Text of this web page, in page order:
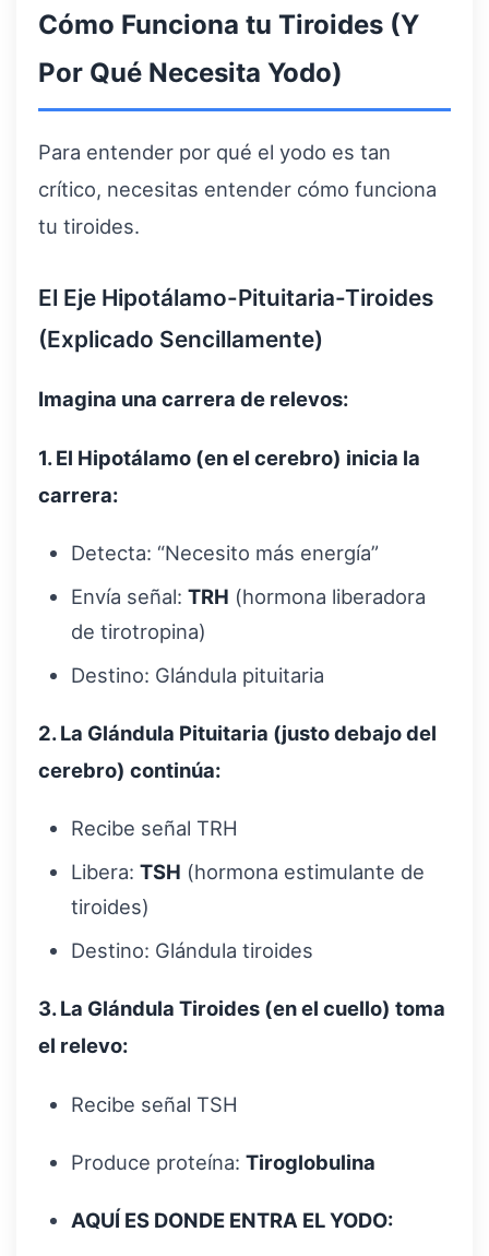
Cómo Funciona tu Tiroides (Y
Por Qué Necesita Yodo)
Para entender por qué el yodo es tan
crítico, necesitas entender cómo funciona
tu tiroides.
El Eje Hipotálamo-Pituitaria-Tiroides
(Explicado Sencillamente)
Imagina una carrera de relevos:
1. El Hipotálamo (en el cerebro) inicia la
carrera:
Detecta: “Necesito más energía”
Envía señal: TRH (hormona liberadora
de tirotropina)
Destino: Glándula pituitaria
2. La Glándula Pituitaria (justo debajo del
cerebro) continúa:
Recibe señal TRH
Libera: TSH (hormona estimulante de
tiroides)
Destino: Glándula tiroides
3. La Glándula Tiroides (en el cuello) toma
el relevo:
Recibe señal TSH
Produce proteína: Tiroglobulina
AQUÍ ES DONDE ENTRA EL YODO: